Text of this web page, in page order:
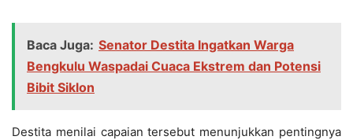
Baca Juga: Senator Destita Ingatkan Warga
Bengkulu Waspadai Cuaca Ekstrem dan Potensi
Bibit Siklon
Destita menilai capaian tersebut menunjukkan pentingnya